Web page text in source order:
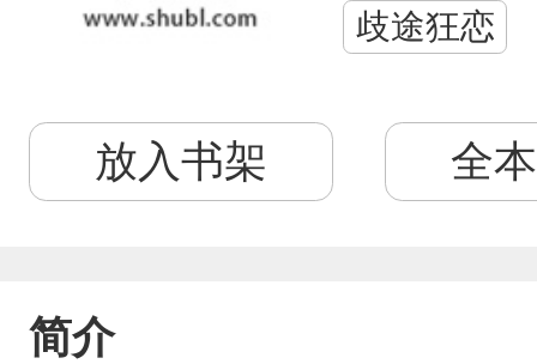
歧途狂恋
放入书架 全
简介